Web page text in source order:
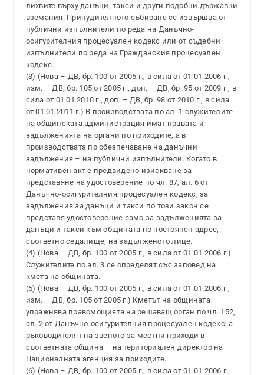
лихвите върху данъци, такси и други подобни държавни
вземания. Принудителното събиране се извършва от
публични изпълнители по реда на Данъчно-
осигурителния процесуален кодекс или от съдебни
изпълнители по реда на Гражданския процесуален
кодекс.
(3) (Нова – ДВ, бр. 100 от 2005 г., в сила от 01.01.2006 г.,
изм. – ДВ, бр. 105 от 2005 г., доп. – ДВ, бр. 95 от 2009 г., в
сила от 01.01.2010 г., доп. – ДВ, бр. 98 от 2010 г., в сила
от 01.01.2011 г.) В производствата по ал. 1 служителите
на общинската администрация имат правата и
задълженията на органи по приходите, а в
производствата по обезпечаване на данъчни
задължения – на публични изпълнители. Когато в
нормативен акт е предвидено изискване за
представяне на удостоверение по чл. 87, ал. 6 от
Данъчно-осигурителния процесуален кодекс, за
задължения за данъци и такси по този закон се
представя удостоверение само за задълженията за
данъци и такси към общината по постоянен адрес,
съответно седалище, на задълженото лице.
(4) (Нова – ДВ, бр. 100 от 2005 г., в сила от 01.01.2006 г.)
Служителите по ал. 3 се определят със заповед на
кмета на общината.
(5) (Нова – ДВ, бр. 100 от 2005 г., в сила от 01.01.2006 г.,
изм. – ДВ, бр. 105 от 2005 г.) Кметът на общината
упражнява правомощията на решаващ орган по чл. 152,
ал. 2 от Данъчно-осигурителния процесуален кодекс, а
ръководителят на звеното за местни приходи в
съответната община – на териториален директор на
Националната агенция за приходите.
(6) (Нова – ДВ, бр. 100 от 2005 г., в сила от 01.01.2006 г.,